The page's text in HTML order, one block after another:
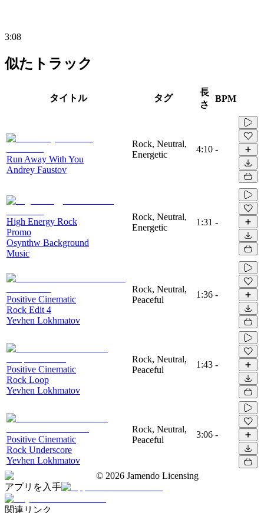
3:08
似たトラック
タイトル タグ
長
さ
BPM
Run Away With You
Andrey Faustov
Rock, Neutral,
Energetic
4:10 -
High Energy Rock
Promo
Osynthw Background
Music
Rock, Neutral,
Energetic
1:31 -
Positive Cinematic
Rock Edit 4
Yevhen Lokhmatov
Rock, Neutral,
Peaceful
1:36 -
Positive Cinematic
Rock Loop
Yevhen Lokhmatov
Rock, Neutral,
Peaceful
1:43 -
Positive Cinematic
Rock Underscore
Yevhen Lokhmatov
Rock, Neutral,
Peaceful
3:06 -
© 2026 Jamendo Licensing
アプリを入手
関連リンク